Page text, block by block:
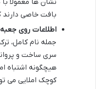
نشان ها معمولاً
بافت خاصی
اطلاعات روی
جمله نام کامل،
سری ساخت و
هیچگونه اشتباه
کوچک املایی می